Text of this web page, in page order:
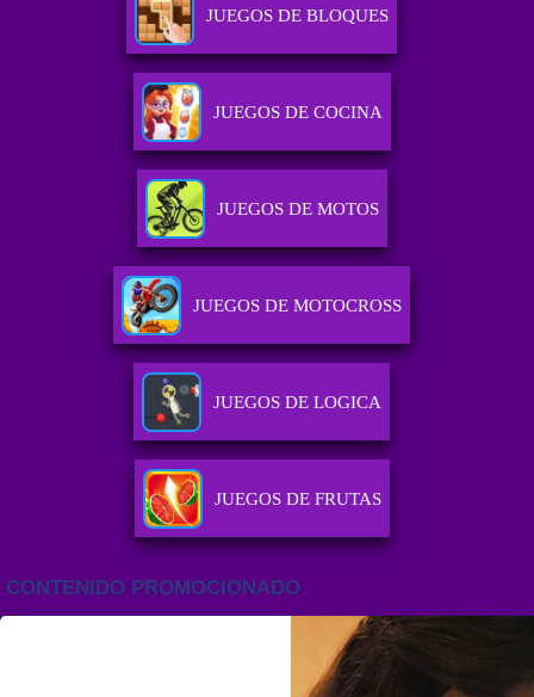
JUEGOS DE BLOQUES
JUEGOS DE COCINA
JUEGOS DE MOTOS
JUEGOS DE MOTOCROSS
JUEGOS DE LOGICA
JUEGOS DE FRUTAS